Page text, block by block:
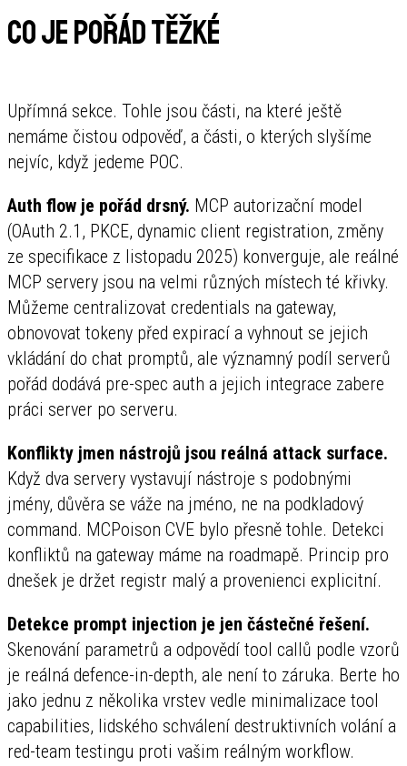
Co je pořád těžké
Upřímná sekce. Tohle jsou části, na které ještě
nemáme čistou odpověď, a části, o kterých slyšíme
nejvíc, když jedeme POC.
Auth flow je pořád drsný. MCP autorizační model
(OAuth 2.1, PKCE, dynamic client registration, změny
ze specifikace z listopadu 2025) konverguje, ale reálné
MCP servery jsou na velmi různých místech té křivky.
Můžeme centralizovat credentials na gateway,
obnovovat tokeny před expirací a vyhnout se jejich
vkládání do chat promptů, ale významný podíl serverů
pořád dodává pre-spec auth a jejich integrace zabere
práci server po serveru.
Konflikty jmen nástrojů jsou reálná attack surface.
Když dva servery vystavují nástroje s podobnými
jmény, důvěra se váže na jméno, ne na podkladový
command. MCPoison CVE bylo přesně tohle. Detekci
konfliktů na gateway máme na roadmapě. Princip pro
dnešek je držet registr malý a provenienci explicitní.
Detekce prompt injection je jen částečné řešení.
Skenování parametrů a odpovědí tool callů podle vzorů
je reálná defence-in-depth, ale není to záruka. Berte ho
jako jednu z několika vrstev vedle minimalizace tool
capabilities, lidského schválení destruktivních volání a
red-team testingu proti vašim reálným workflow.